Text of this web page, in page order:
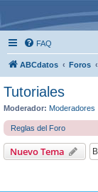
FAQ
ABCdatos Foros
Tutoriales
Moderador: Moderadores
Reglas del Foro
Nuevo Tema